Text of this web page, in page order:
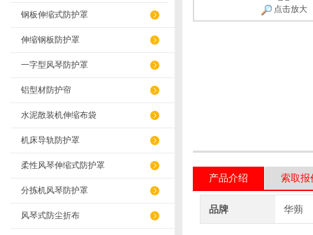
钢板伸缩式防护罩
伸缩钢板防护罩
一字型风琴防护罩
铝型材防护帘
水泥散装机伸缩布袋
机床导轨防护罩
柔性风琴伸缩式防护罩
分拣机风琴防护罩
风琴式防尘折布
点击放大
产品介绍 索取报
品牌 华蒴